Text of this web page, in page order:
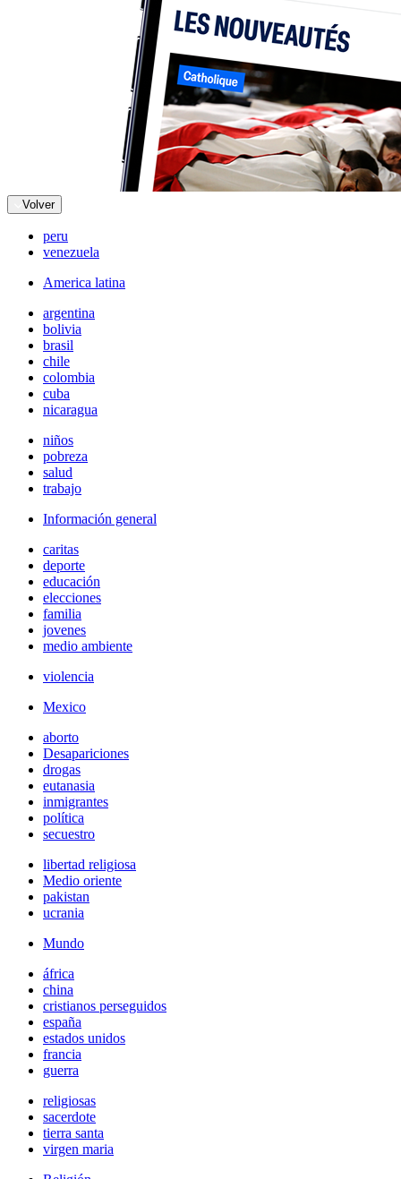
Volver
peru
venezuela
America latina
argentina
bolivia
brasil
chile
colombia
cuba
nicaragua
niños
pobreza
salud
trabajo
Información general
caritas
deporte
educación
elecciones
familia
jovenes
medio ambiente
violencia
Mexico
aborto
Desapariciones
drogas
eutanasia
inmigrantes
política
secuestro
libertad religiosa
Medio oriente
pakistan
ucrania
Mundo
áfrica
china
cristianos perseguidos
españa
estados unidos
francia
guerra
religiosas
sacerdote
tierra santa
virgen maria